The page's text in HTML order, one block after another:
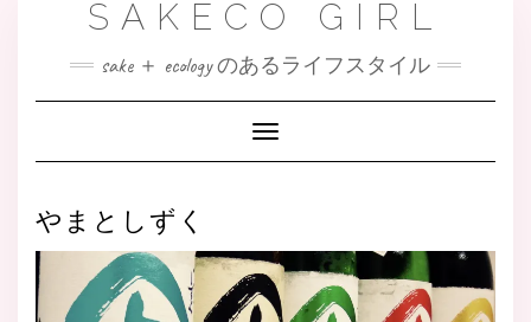
SAKECO GIRL
sake ＋ ecology のあるライフスタイル
Toggle
Navigation
やまとしずく